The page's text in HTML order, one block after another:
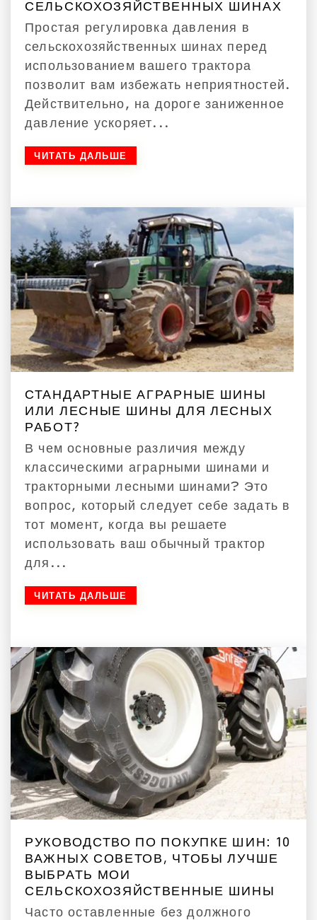
СЕЛЬСКОХОЗЯЙСТВЕННЫХ ШИНАХ
Простая регулировка давления в
сельскохозяйственных шинах перед
использованием вашего трактора
позволит вам избежать неприятностей.
Действительно, на дороге заниженное
давление ускоряет...
ЧИТАТЬ ДАЛЬШЕ
СТАНДАРТНЫЕ АГРАРНЫЕ ШИНЫ
ИЛИ ЛЕСНЫЕ ШИНЫ ДЛЯ ЛЕСНЫХ
РАБОТ?
В чем основные различия между
классическими аграрными шинами и
тракторными лесными шинами? Это
вопрос, который следует себе задать в
тот момент, когда вы решаете
использовать ваш обычный трактор
для...
ЧИТАТЬ ДАЛЬШЕ
РУКОВОДСТВО ПО ПОКУПКЕ ШИН: 10
ВАЖНЫХ СОВЕТОВ, ЧТОБЫ ЛУЧШЕ
ВЫБРАТЬ МОИ
СЕЛЬСКОХОЗЯЙСТВЕННЫЕ ШИНЫ
Часто оставленные без должного